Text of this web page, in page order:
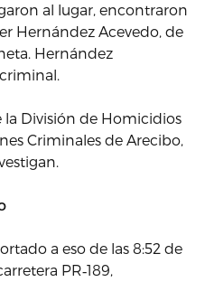
al lugar, encontraron
Hernández Acevedo, de
Hernández
la División de Homicidios
Criminales de Arecibo,
a eso de las 8:52 de
PR‑189,